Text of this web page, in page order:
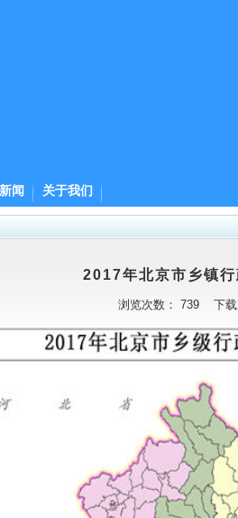
闻 关于我们
2017年北京市乡镇
浏览次数： 739 下载